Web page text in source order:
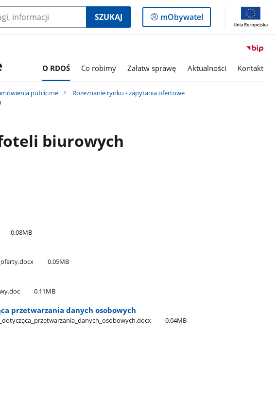
SZUKAJ
Logowanie
do
mObywatel
O RDOŚ Co robimy Załatw sprawę Aktualności Kontakt
publiczne
Rozeznanie rynku - zapytania ofertowe
foteli biurowych
0.08MB
0.05MB
0.11MB
przetwarzania danych osobowych
0.04MB